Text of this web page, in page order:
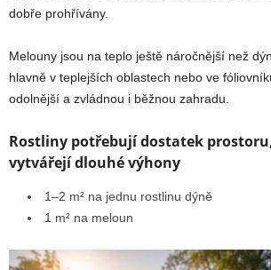
dobře prohřívány.
Melouny jsou na teplo ještě náročnější než
hlavně v teplejších oblastech nebo ve
odolnější a zvládnou i běžnou zahradu.
Rostliny potřebují dostatek
vytvářejí dlouhé výhony
1–2 m² na jednu rostlinu dýně
1 m² na meloun